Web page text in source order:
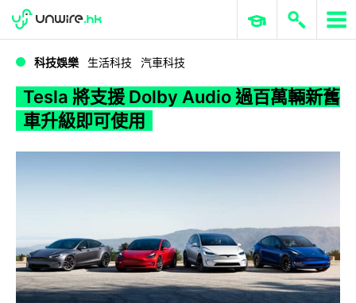
WWDC 2026 ERP 與商業 AI
科技娛樂 生活科技 汽車科技
Tesla 將支援 Dolby Audio 過百萬輛新舊
車升級即可使用